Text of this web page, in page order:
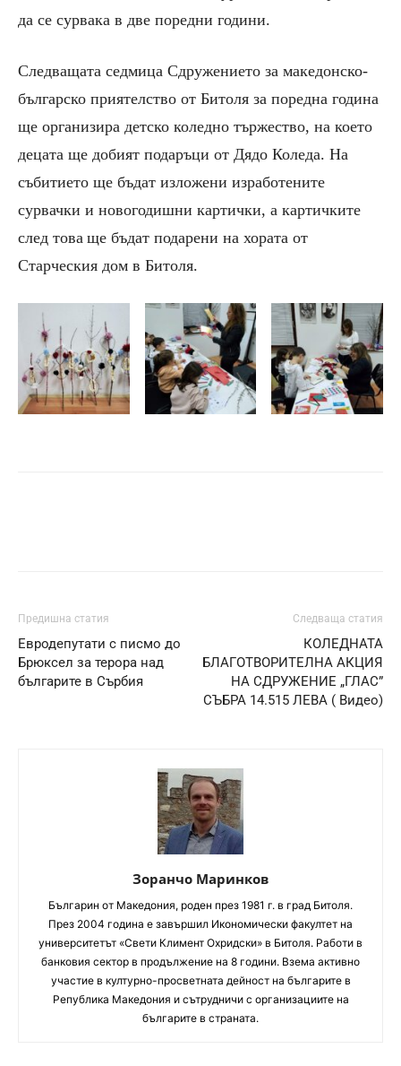
да се сурвака в две поредни години.
Следващата седмица Сдружението за македонско-
българско приятелство от Битоля за поредна година
ще организира детско коледно тържество, на което
децата ще добият подаръци от Дядо Коледа. На
събитието ще бъдат изложени изработените
сурвачки и новогодишни картички, а картичките
след това ще бъдат подарени на хората от
Старческия дом в Битоля.
Предишна статия
Евродепутати с писмо до
Брюксел за терора над
българите в Сърбия
Следваща статия
КОЛЕДНАТА
БЛАГОТВОРИТЕЛНА АКЦИЯ
НА СДРУЖЕНИЕ „ГЛАС”
СЪБРА 14.515 ЛЕВА ( Видео)
Зоранчо Маринков
Българин от Македония, роден през 1981 г. в град Битоля.
През 2004 година е завършил Икономически факултет на
университетът «Свети Климент Охридски» в Битоля. Работи в
банковия сектор в продължение на 8 години. Взема активно
участие в културно-просветната дейност на българите в
Република Македония и сътрудничи с организациите на
българите в страната.